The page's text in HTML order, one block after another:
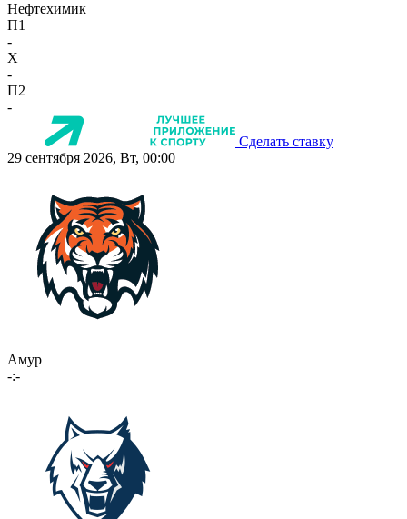
Нефтехимик
П1
-
X
-
П2
-
Сделать ставку
29 сентября 2026, Вт, 00:00
Амур
-:-